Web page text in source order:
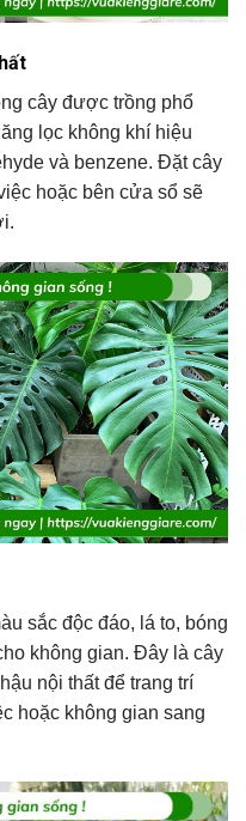
cây được trồng phổ
lọc không khí hiệu
và benzene. Đặt cây
hoặc bên cửa sổ sẽ
sắc độc đáo, lá to, bóng
không gian. Đây là cây
nội thất để trang trí
hoặc không gian sang